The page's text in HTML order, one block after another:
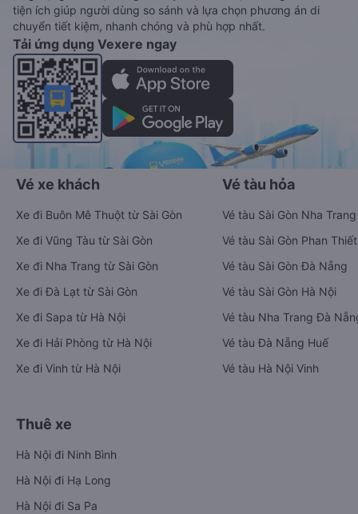
tiện ích giúp người dùng so sánh và lựa chọn phương án di
chuyển tiết kiệm, nhanh chóng và phù hợp nhất.
Tải ứng dụng Vexere ngay
Vé xe khách
Xe đi Buôn Mê Thuột từ Sài Gòn
Xe đi Vũng Tàu từ Sài Gòn
Xe đi Nha Trang từ Sài Gòn
Xe đi Đà Lạt từ Sài Gòn
Xe đi Sapa từ Hà Nội
Xe đi Hải Phòng từ Hà Nội
Xe đi Vinh từ Hà Nội
Vé tàu hỏa
Vé tàu Sài Gòn Nha Trang
Vé tàu Sài Gòn Phan Thiết
Vé tàu Sài Gòn Đà Nẵng
Vé tàu Sài Gòn Hà Nội
Vé tàu Nha Trang Đà
Vé tàu Đà Nẵng Huế
Vé tàu Hà Nội Vinh
Thuê xe
Hà Nội đi Ninh Bình
Hà Nội đi Hạ Long
Hà Nội đi Sa Pa